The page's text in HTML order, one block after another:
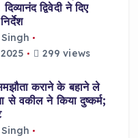
द्विवेदी ने दिए
299 views
कराने के बहाने ले
से वकील ने किया दुष्कर्म;